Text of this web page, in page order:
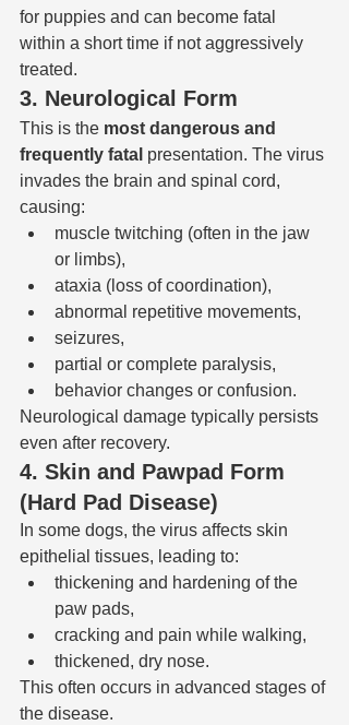
for puppies and can become fatal
within a short time if not aggressively
treated.
3. Neurological Form
This is the most dangerous and
frequently fatal presentation. The virus
invades the brain and spinal cord,
causing:
muscle twitching (often in the jaw
or limbs),
ataxia (loss of coordination),
abnormal repetitive movements,
seizures,
partial or complete paralysis,
behavior changes or confusion.
Neurological damage typically persists
even after recovery.
4. Skin and Pawpad Form
(Hard Pad Disease)
In some dogs, the virus affects skin
epithelial tissues, leading to:
thickening and hardening of the
paw pads,
cracking and pain while walking,
thickened, dry nose.
This often occurs in advanced stages of
the disease.